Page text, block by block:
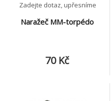
Naražeč MM-torpédo
Zadejte dotaz, upřesníme
70 Kč